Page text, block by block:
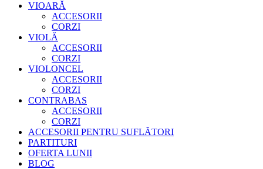
VIOARĂ
ACCESORII
CORZI
VIOLĂ
ACCESORII
CORZI
VIOLONCEL
ACCESORII
CORZI
CONTRABAS
ACCESORII
CORZI
ACCESORII PENTRU SUFLĂTORI
PARTITURI
OFERTA LUNII
BLOG